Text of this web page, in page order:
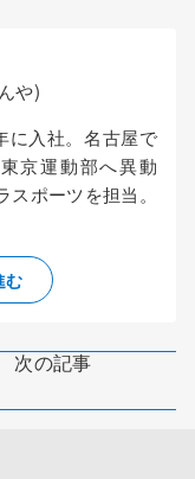
や)
に入社。名古屋で
京運動部へ異動
ポーツを担当。
む
次の記事